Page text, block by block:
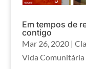
Em tempos de
contigo
Mar 26, 2020|
Vida Comunitária